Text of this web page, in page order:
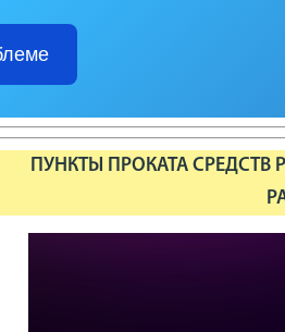
ПУНКТЫ ПРОКАТА СРЕДСТВ